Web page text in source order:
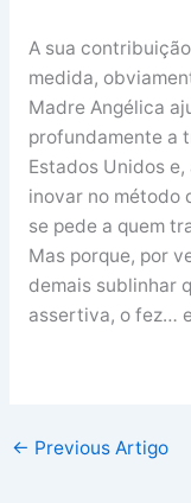
A sua
medida,
Madre Angélica
profundamente a
Estados Unidos
inovar no método
se pede a quem
Mas porque, por
demais sublinhar
assertiva, o fez…
← Previous Artigo